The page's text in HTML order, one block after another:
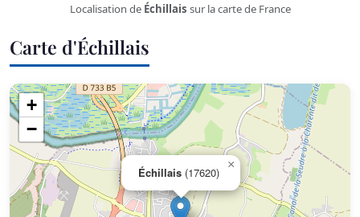
Localisation de Échillais sur la carte de France
Carte d'Échillais
Échillais (17620)
×
+
−